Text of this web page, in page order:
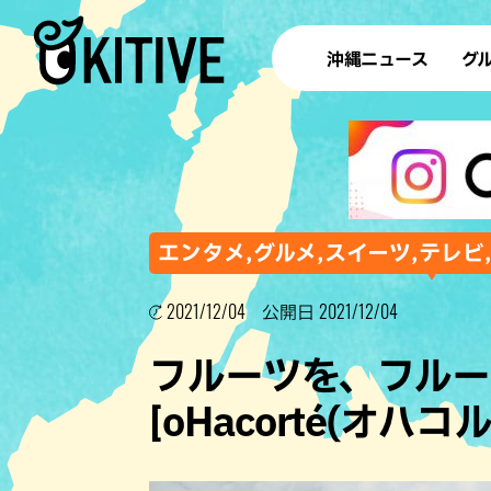
沖縄ニュース グ
ラ
テイ
すし
沖
ステ
その他
エンタメ,グルメ,スイーツ,テレ
2021/12/04 公開日 2021/12/04
フルーツを、フル
[oHacorté(オハコ